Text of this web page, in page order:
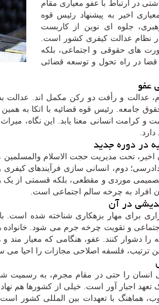
در ارتباط با عفو معیاری مقام
اخیر به پیشنهاد رئیس قوه
جلوه ای نوین از کاربست
نظام عدالت کیفری کشور است.
های حقوقی و اجتماعی، بلکه
قضا در راه تحول و توسعه قضائی
عدالت و رأفت دو رکن مکمل اند.
جامعه. رئیس قوه قضائیه با اتکا به
و کرامت انسانی معنا یابد. این نگاه،
اخیر، تحت مدیریت حجت الاسلام
دوم، انسانی سازی فرآیندهای کیفری
موردی و مقطعی، بلکه قسمتی از
افراد به چرخه سالم اجتماعی است.
در آن
برای مهار بزهکاری شناخته شده
و تقویت چرخه جرم می شود. خانواده
دشوار کنند. عفو، هنگامی که معیار مند
ترتیب، فلسفه اصلاحی مجازات را احیا می
تعهد اجبار آور است. خیلی از کشورها هم
هماهنگ با تعهدات بین المللی کشور